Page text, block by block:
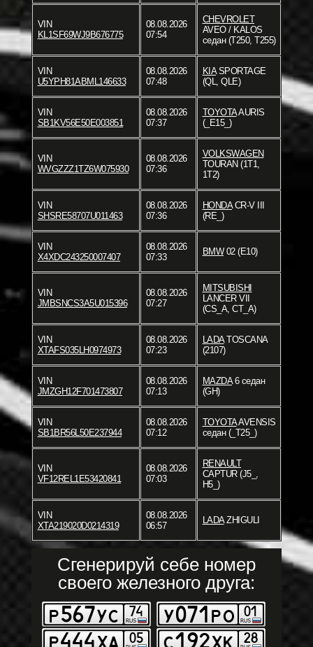
VIN
KL1SF69WJ9B676775
08.08.2026
07:54
CHEVROLET
AVEO / KALOS
седан (T250, T255)
VIN
U5YPH81ABML146633
08.08.2026
07:48
KIASPORTAGE
(QL, QLE)
VIN
SB1KV56E50E003851
08.08.2026
07:37
TOYOTAAURIS
(_E15_)
VIN
WVGZZZ1TZ6W075930
08.08.2026
07:36
VOLKSWAGEN
TOURAN (1T1,
1T2)
VIN
SHSRE58707U011463
08.08.2026
07:36
HONDACR-V III
(RE_)
VIN
X4XDC243250007407
08.08.2026
07:33
BMW02 (E10)
VIN
JMBSNCS3A5U015396
08.08.2026
07:27
MITSUBISHI
LANCER VII
(CS_A, CT_A)
VIN
XTAFS035LH0974973
08.08.2026
07:23
LADATOSCANA
(2107)
VIN
JMZGH12F701473807
08.08.2026
07:13
MAZDA6 седан
(GH)
VIN
SB1BR56L50E237944
08.08.2026
07:12
TOYOTAAVENSIS
седан (_T25_)
VIN
VF12REL1E53420841
08.08.2026
07:03
RENAULT
CAPTUR (J5_,
H5_)
VIN
XTA219020D0214319
08.08.2026
06:57
LADAZHIGULI
Сгенерируй себе номер
своего железного друга: